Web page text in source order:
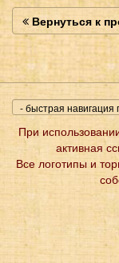
Вернуться к
При
активная
Все логотипы и